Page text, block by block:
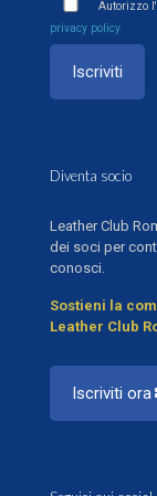
Autorizzo
privacy policy
Diventa socio
Leather Club
dei soci per
conosci.
Sostieni la
Leather Club
Iscriviti ora